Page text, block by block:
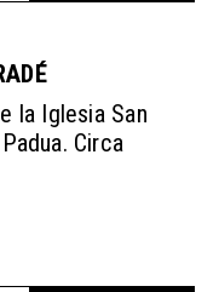
la Iglesia San
Circa